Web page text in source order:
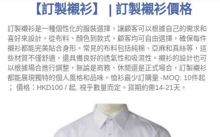
【訂製襯衫】 | 訂製襯衫價格
訂製襯衫是一種個性化的服裝選擇，讓顧客可以根據自己的需求和
喜好來設計。從布料、顏色到款式，顧客均可自由選擇，確保每件
襯衫都能完美貼合身形。常見的布料包括純棉、亞麻和真絲等，這
些材質不僅舒適，還具備良好的透氣性和吸濕性。襯衫的設計也可
以根據場合進行調整，無論是商務、休閒還是正式場合，訂製襯衫
都能展現獨特的個人風格和品味。恤衫最少訂購量 -MOQ: 10件起
； 價格：HKD100 / 起, 視乎數量而定。貨期約需14-21天。